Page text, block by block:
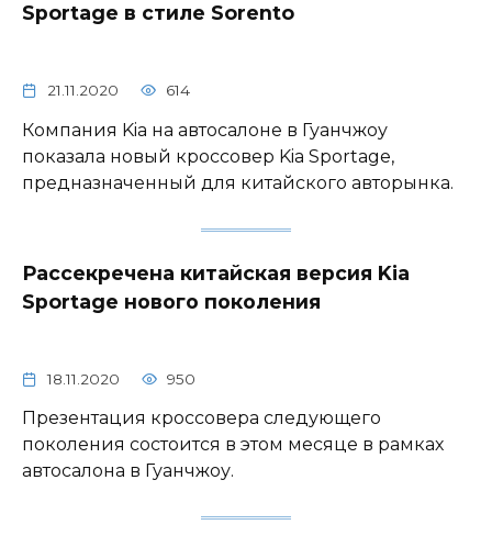
Sportage в стиле Sorento
21.11.2020 614
Компания Kia на автосалоне в Гуанчжоу
показала новый кроссовер Kia Sportage,
предназначенный для китайского авторынка.
Рассекречена китайская версия Kia
Sportage нового поколения
18.11.2020 950
Презентация кроссовера следующего
поколения состоится в этом месяце в рамках
автосалона в Гуанчжоу.